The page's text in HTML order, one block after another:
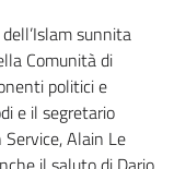
sunnita
Comunità di
politici e
e il segretario
Alain Le